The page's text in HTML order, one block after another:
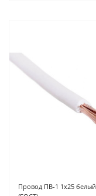
Провод ПВ-1 1х25 белый